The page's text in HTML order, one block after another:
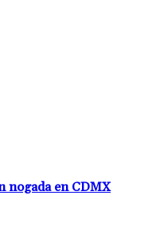
nogada en CDMX